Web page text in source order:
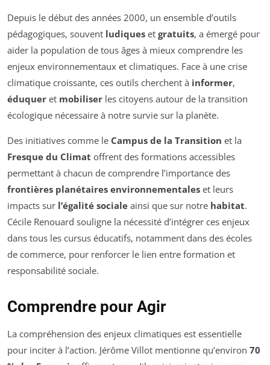
Depuis le début des années 2000, un ensemble d’outils
pédagogiques, souvent ludiques et gratuits, a émergé pour
aider la population de tous âges à mieux comprendre les
enjeux environnementaux et climatiques. Face à une crise
climatique croissante, ces outils cherchent à informer,
éduquer et mobiliser les citoyens autour de la transition
écologique nécessaire à notre survie sur la planète.
Des initiatives comme le Campus de la Transition et la
Fresque du Climat offrent des formations accessibles
permettant à chacun de comprendre l’importance des
frontières planétaires environnementales et leurs
impacts sur l’égalité sociale ainsi que sur notre habitat.
Cécile Renouard souligne la nécessité d’intégrer ces enjeux
dans tous les cursus éducatifs, notamment dans des écoles
de commerce, pour renforcer le lien entre formation et
responsabilité sociale.
Comprendre pour Agir
La compréhension des enjeux climatiques est essentielle
pour inciter à l’action. Jérôme Villot mentionne qu’environ 70